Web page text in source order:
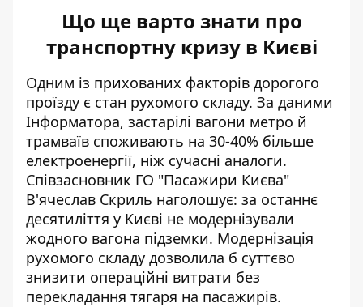
Що ще варто знати про
транспортну кризу в Києві
Одним із прихованих факторів дорогого
проїзду є стан рухомого складу. За даними
Інформатора, застарілі вагони метро й
трамваїв споживають на 30-40% більше
електроенергії, ніж сучасні аналоги.
Співзасновник ГО "Пасажири Києва"
В'ячеслав Скриль наголошує: за останнє
десятиліття у Києві не модернізували
жодного вагона підземки. Модернізація
рухомого складу дозволила б суттєво
знизити операційні витрати без
перекладання тягаря на пасажирів.